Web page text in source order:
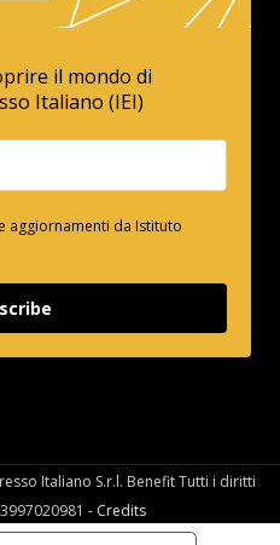
il mondo di
Italiano (IEI)
aggiornamenti da Istituto
Italiano S.r.l. Benefit Tutti i diritti
- Credits